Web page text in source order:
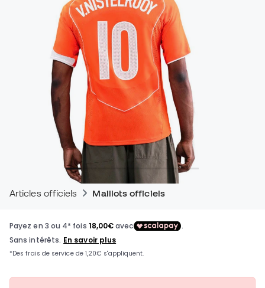
Articles officiels Maillots officiels